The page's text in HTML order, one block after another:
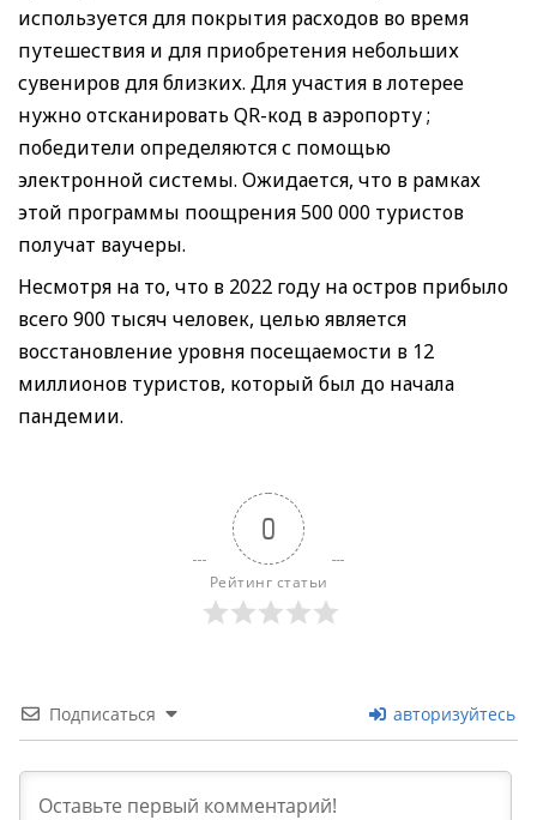
используется для покрытия расходов во время
путешествия и для приобретения небольших
сувениров для близких. Для участия в лотерее
нужно отсканировать QR-код в аэропорту ;
победители определяются с помощью
электронной системы. Ожидается, что в рамках
этой программы поощрения 500 000 туристов
получат ваучеры.
Несмотря на то, что в 2022 году на остров прибыло
всего 900 тысяч человек, целью является
восстановление уровня посещаемости в 12
миллионов туристов, который был до начала
пандемии.
0
Рейтинг статьи
Подписаться авторизуйтесь